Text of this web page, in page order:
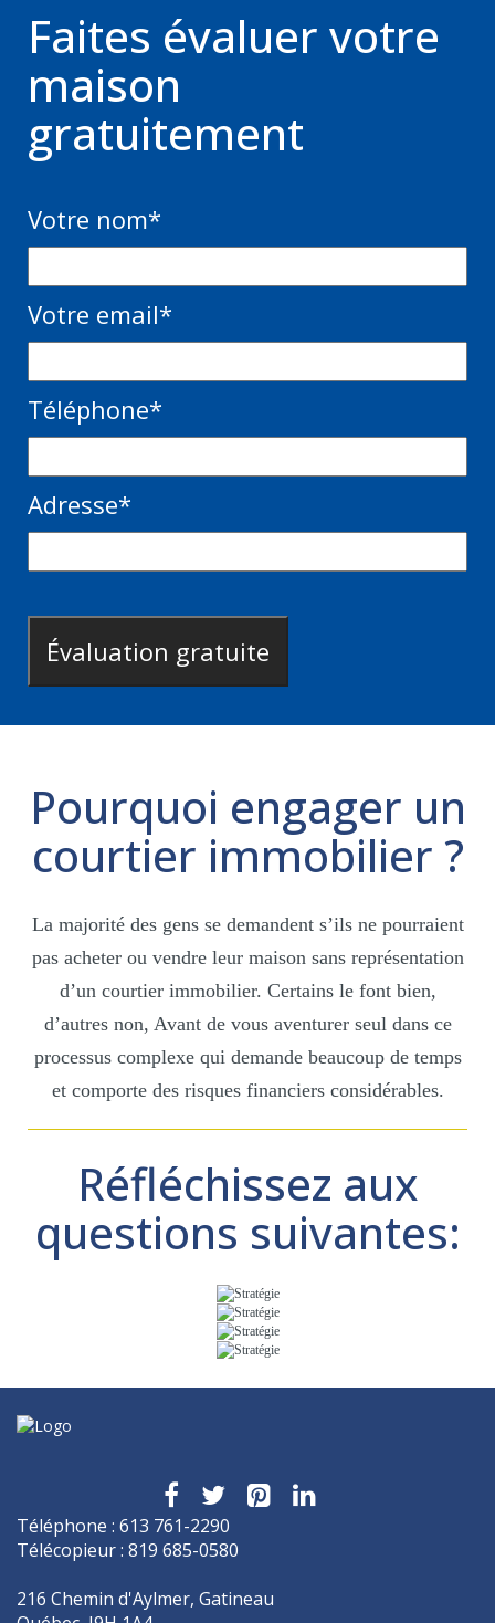
Faites évaluer votre
maison
gratuitement
Votre nom*
Votre email*
Téléphone*
Adresse*
Pourquoi engager un
courtier immobilier ?
La majorité des gens se demandent s’ils ne pourraient
pas acheter ou vendre leur maison sans représentation
d’un courtier immobilier. Certains le font bien,
d’autres non, Avant de vous aventurer seul dans ce
processus complexe qui demande beaucoup de temps
et comporte des risques financiers considérables.
Réfléchissez aux
questions suivantes:
Téléphone : 613 761-2290
Télécopieur : 819 685-0580
216 Chemin d'Aylmer, Gatineau